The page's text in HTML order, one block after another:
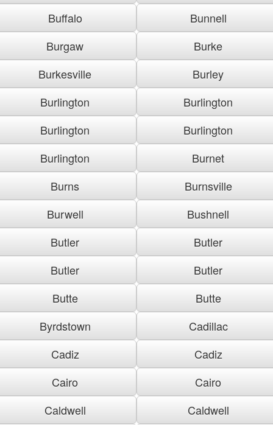
Buffalo
Bunnell
Burgaw
Burke
Burkesville
Burley
Burlington
Burlington
Burlington
Burlington
Burlington
Burnet
Burns
Burnsville
Burwell
Bushnell
Butler
Butler
Butler
Butler
Butte
Butte
Byrdstown
Cadillac
Cadiz
Cadiz
Cairo
Cairo
Caldwell
Caldwell